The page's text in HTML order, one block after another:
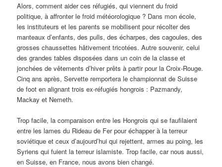
Alors, comment aider ces réfugiés, qui viennent du froid
politique, à affronter le froid météorologique ? Dans mon école,
les instituteurs et les parents se mobilisent pour récolter des
manteaux d’enfants, des pulls, des écharpes, des cagoules, des
grosses chaussettes hâtivement tricotées. Autre souvenir, celui
des grandes tables disposées dans un coin de la classe et
jonchées de vêtements d’hiver prêts à partir pour la Croix-Rouge.
Cinq ans après, Servette remportera le championnat de Suisse
de foot en alignant trois ex-réfugiés hongrois : Pazmandy,
Mackay et Nemeth.
Trop facile, la comparaison entre les Hongrois qui se faufilaient
entre les lames du Rideau de Fer pour échapper à la terreur
soviétique et ceux d’aujourd’hui qui rejettent, armes au poing, les
Syriens qui fuient la terreur islamiste. Trop facile, car nous aussi,
en Suisse, en France, nous avons bien changé.